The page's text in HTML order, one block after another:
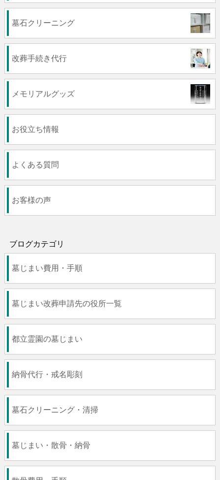
墓石クリーニング
改葬手続き代行
メモリアルグッズ
お役立ち情報
よくある質問
お客様の声
ブログカテゴリ
墓じまい費用・手順
墓じまい改葬申請先の役所一覧
都立霊園の墓じまい
納骨代行・戒名彫刻
墓石クリーニング・清掃
墓じまい・散骨・納骨